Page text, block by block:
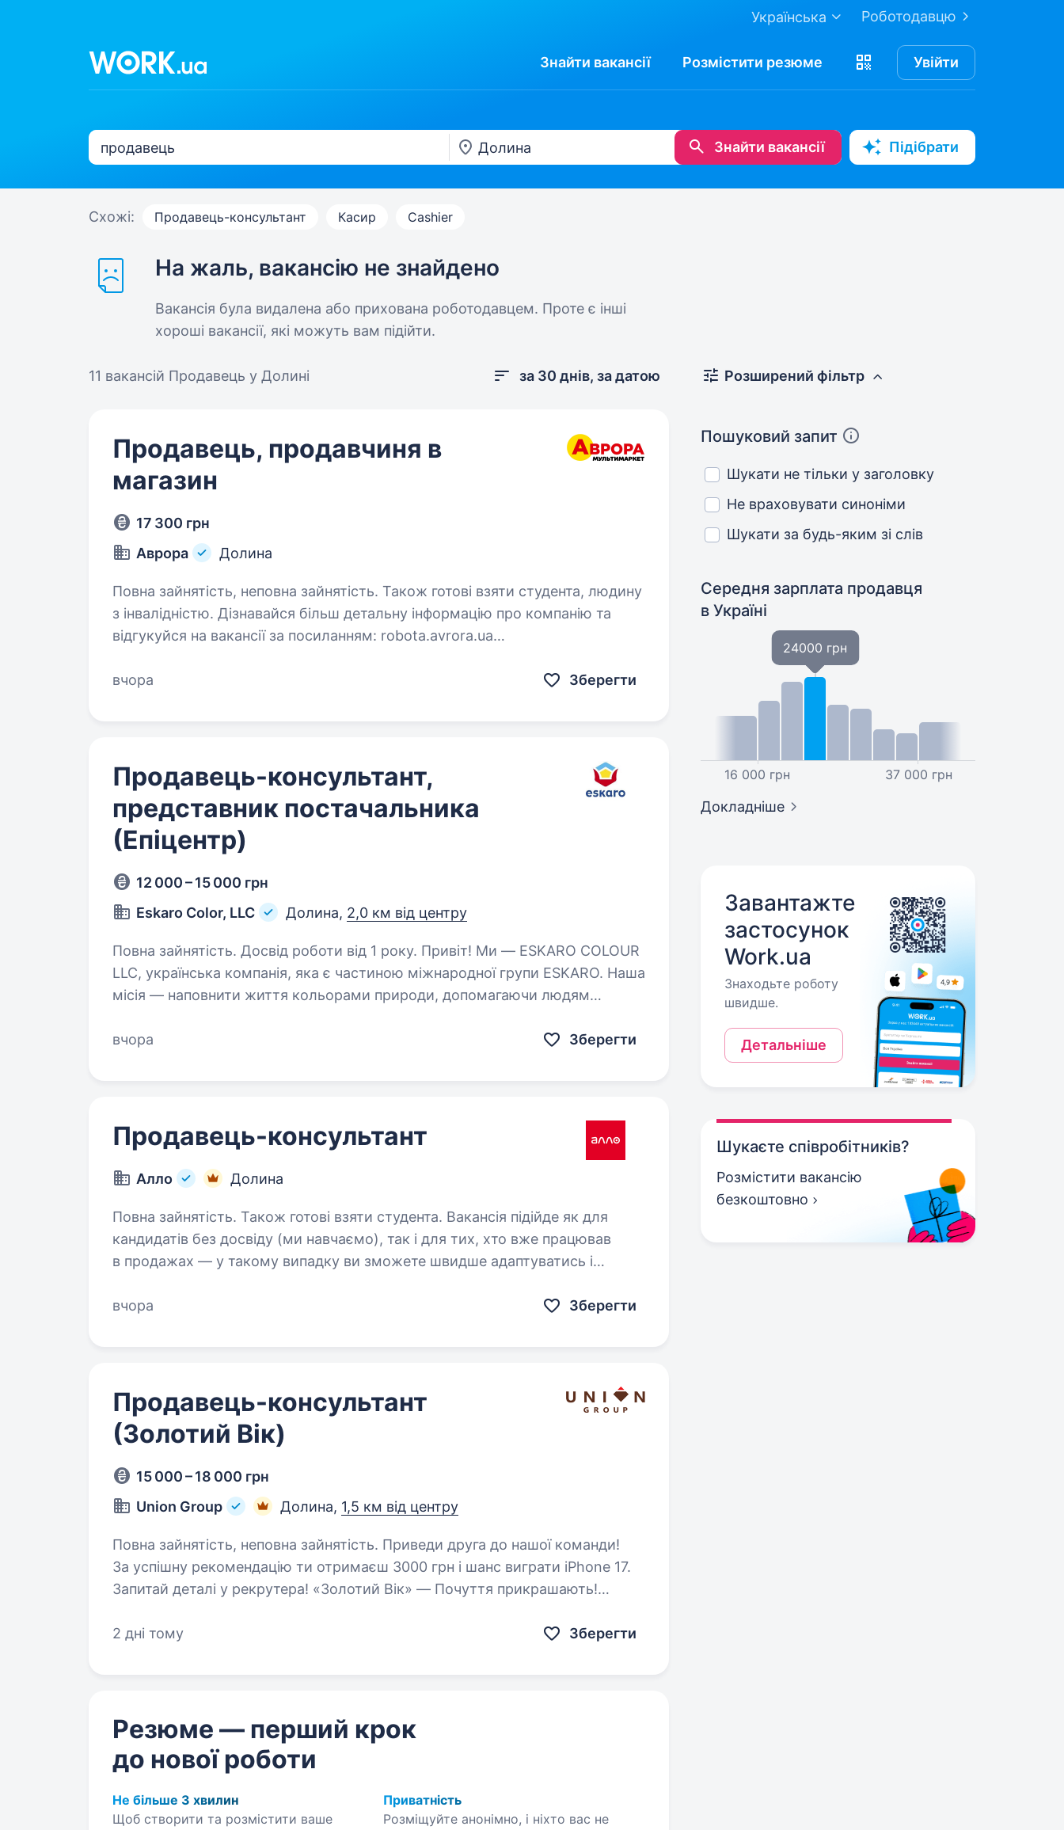
Роботодавцю
Українська
Знайти вакансії Розмістити резюме Увійти
Знайти вакансії Підібрати
Схожі: Продавець-консультант Касир Cashier
На жаль, вакансію не знайдено
Вакансія була видалена або прихована роботодавцем. Проте є інші
хороші вакансії, які можуть вам підійти.
11 вакансій Продавець у Долині за 30 днів, за датою
Продавець, продавчиня в
магазин
17 300 грн
Аврора
Долина
Повна зайнятість, неповна зайнятість. Також готові взяти студента, людину
з інвалідністю. Дізнавайся більш детальну інформацію про компанію та
відгукуйся на вакансії за посиланням: robota.avrora.ua
чиню) Нам буде класно працювати…
вчора Зберегти
Продавець-консультант,
представник постачальника
(Епіцентр)
12 000 – 15 000 грн
Eskaro Color, LLC
Долина, 2,0 км від центру
Повна зайнятість. Досвід роботи від 1 року. Привіт! Ми — ESKARO COLOUR
LLC, українська компанія, яка є частиною міжнародної групи ESKARO. Наша
місія — наповнити життя кольорами природи, допомагаючи людям
вчора
Зберегти
Продавець-консультант
Алло Долина
Повна зайнятість. Також готові взяти студента. Вакансія підійде як для
кандидатів без досвіду (ми навчаємо), так і для тих, хто вже працював
в продажах — у такому випадку ви зможете швидше адаптуватись і
вчора
Зберегти
Продавець-консультант
(Золотий Вік)
15 000 – 18 000 грн
Union Group
Долина, 1,5 км від центру
Повна зайнятість, неповна зайнятість. Приведи друга до нашої команди!
За успішну рекомендацію ти отримаєш 3000 грн і шанс виграти iPhone 17.
Запитай деталі у рекрутера! «Золотий Вік» — Почуття прикрашають!
2 дні тому
Зберегти
Резюме — перший крок
до нової роботи
Не більше 3 хвилин
Щоб створити та розмістити ваше
Приватність
Розміщуйте анонімно, і ніхто вас не
Розширений фільтр
Пошуковий запит
Шукати не тільки у заголовку
Не враховувати синоніми
Шукати за будь-яким зі слів
Середня зарплата продавця
в Україні
16 000 грн
24000 грн
37 000 грн
Докладніше
Завантажте
застосунок
Work.ua
Знаходьте роботу
швидше.
Детальніше
Шукаєте співробітників?
Розмістити вакансію
безкоштовно